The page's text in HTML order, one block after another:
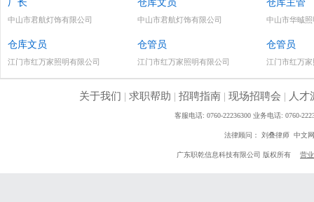
中山市君航灯饰有限公司 中山市君航灯饰有限公司 中山市华晠
仓库文员
江门市红万家照明有限公司
仓管员
江门市红万家照明有限公司
仓管员
江门市红万
关于我们 | 求职帮助 | 招聘指南| 现场招聘会 | 人才
客服电话: 0760-22236300 业务电话: 0760-
法律顾问： 刘叠律师 中文
广东职乾信息科技有限公司 版权所有 营